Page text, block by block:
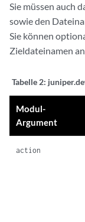
Sie müssen auch
sowie den
Sie können
Zieldateinamen
Tabelle 2:
Modul-
Argument
action